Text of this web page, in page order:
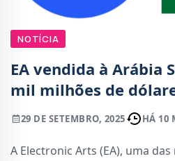
NOTÍCIA
EA vendida à Arábia
mil milhões de
29 DE SETEMBRO, 2025 HÁ 10
A Electronic Arts (EA), uma